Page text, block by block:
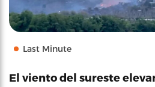
Last Minute
El viento del sureste